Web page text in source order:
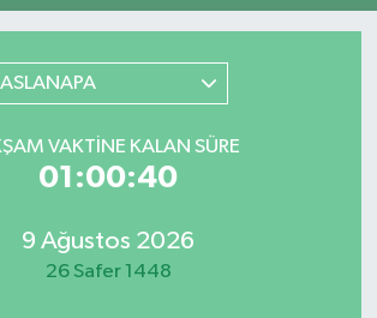
ASLANAPA
VAKTINE KALAN SÜRE
01:00:40
9 Ağustos 2026
26 Safer 1448